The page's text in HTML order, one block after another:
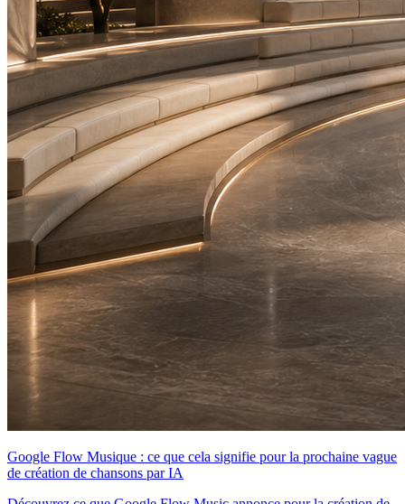
Google Flow Musique : ce que cela signifie pour la prochaine vague
de création de chansons par IA